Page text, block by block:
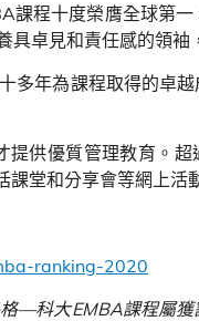
課程十度榮膺全球第
卓見和責任感的領袖
多年為課程取得的卓
提供優質管理教育。超
課堂和分享會等網上活
ranking-2020
格—科大EMBA課程屬